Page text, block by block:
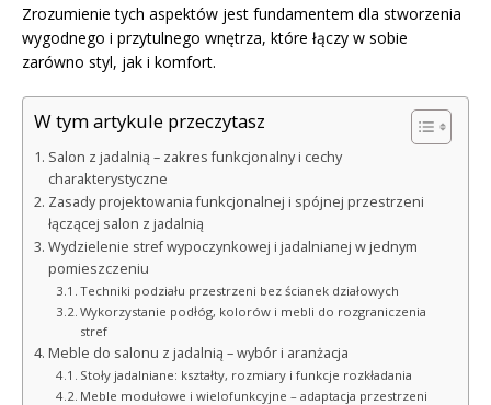
Zrozumienie tych aspektów jest fundamentem dla stworzenia
wygodnego i przytulnego wnętrza, które łączy w sobie
zarówno styl, jak i komfort.
W tym artykule przeczytasz
Salon z jadalnią – zakres funkcjonalny i cechy
charakterystyczne
Zasady projektowania funkcjonalnej i spójnej przestrzeni
łączącej salon z jadalnią
Wydzielenie stref wypoczynkowej i jadalnianej w jednym
pomieszczeniu
Techniki podziału przestrzeni bez ścianek działowych
Wykorzystanie podłóg, kolorów i mebli do rozgraniczenia
stref
Meble do salonu z jadalnią – wybór i aranżacja
Stoły jadalniane: kształty, rozmiary i funkcje rozkładania
Meble modułowe i wielofunkcyjne – adaptacja przestrzeni